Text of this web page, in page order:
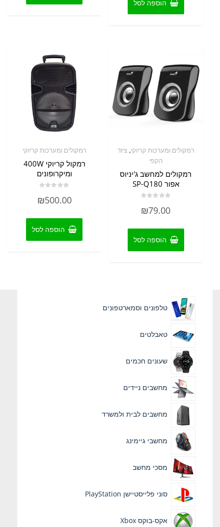
הוספה לסל
רמקולים ומערכות קריוקי, ציוד
הקפי
רמקולים למחשב ג'יניוס
אפור SP-Q180
0
₪79.00
הוספה לסל
רמקולים ומערכות קריוקי
רמקול קריוקי 400W
ומיקרופונים
0
₪500.00
הוספה לסל
טלפונים וסמארטפונים
טאבלטים
שעונים חכמים
מחשבים ניידים
מחשבים לבית ולמשרד
מחשבי גיימינג
מסכי מחשב
סוני פלייסטיישן PlayStation
אקס-בוקס Xbox